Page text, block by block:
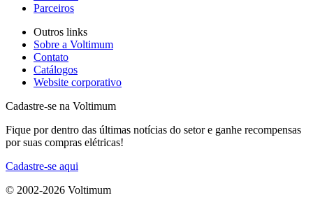
Parceiros
Outros links
Sobre a Voltimum
Contato
Catálogos
Website corporativo
Cadastre-se na Voltimum
Fique por dentro das últimas notícias do setor e ganhe recompensas
por suas compras elétricas!
Cadastre-se aqui
© 2002-2026 Voltimum